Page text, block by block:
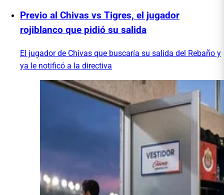
Previo al Chivas vs Tigres, el jugador
rojiblanco que pidió su salida
El jugador de Chivas que buscaría su salida del Rebaño y
ya le notificó a la directiva